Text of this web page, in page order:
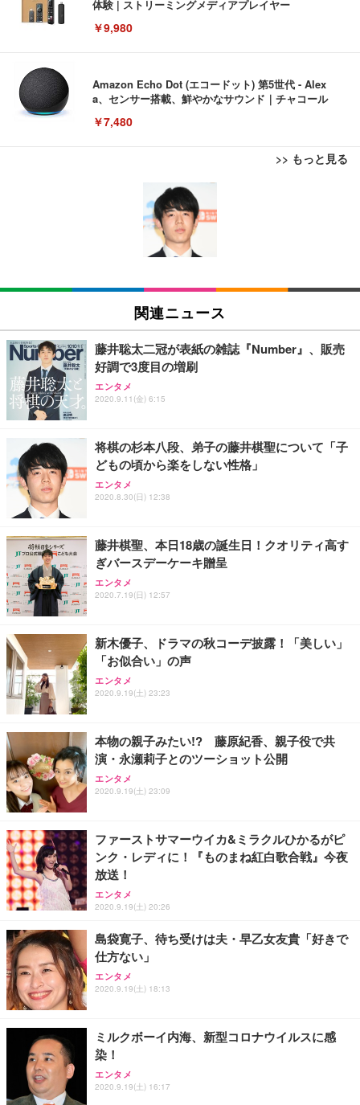
体験 | ストリーミングメディアプレイヤー
￥9,980
Amazon Echo Dot (エコードット) 第5世代 - Alex
a、センサー搭載、鮮やかなサウンド｜チャコール
￥7,480
>> もっと見る
[EdoErgo] オフィスチェア 椅子 テレワーク 疲れな
い 跳ね上げ式アームレスト コンパクト 約105度ロッ
キング pc 事務椅子 360度回転 座面昇降 強化ナイロ
ン樹脂ベース 通気性メッシュ 在宅ワーク H-WY01
(黒網+黒枠+黒足)
SIHOO B100 オフィスチェア／デスクチェア メッシ
ュチェア 人間工学 疲れない ブラック
￥27,999
Sezlife オフィスチェア デスクチェア 疲れない テレ
ワーク チェア 強化バックレスト 30度ロッキング機
能 人間工学 椅子 腰サポート 90度跳ね上げ式アーム
務用 おしゃれ パソコンチェア (ブラック)
Sezlife オフィスチェア デスクチェア 疲れない テレ
ワーク チェア 強化バックレスト 30度ロッキング機
能 人間工学 椅子 腰サポート 90度跳ね上げ式アーム
務用 おしゃれ パソコンチェア (ホワイト)
ANDWINT オフィスチェア デスクチェア 肘なし メ
ッシュ 通気性 ランバーサポート付き 腰サポート ガ
ス圧無段階昇降 360度回転 キャスター付き コンパク
EIZO ビジネス向けプレミアムモニター | FlexScan
EV3240X-WT | 31.5型4K UHD・USB Type-C・ホワ
EIZO ビジネス向けプレミアムモニター | FlexScan
￥109,572
【純正品】27"ゲーミングモニター DualSense 充電
フック付き（CFI-ZDM1J）
【整備済み品】Dell E2724HS 27インチ 液晶モニタ
ー フルHD（1920×1080）VA 非光沢 HDMI/DisplayP
ort/VGA スピーカー内蔵 高さ調整 スイベル VESA対
【MiniLED/24.5inch/280Hz/FHD】GRAPHT THE S
HOOTER Gaming Monitor 24” Essential ゲーミン
グモニター QD 24.5インチ 1ms FHD 量子ドット 残
Amazonベーシック ペットシーツ 薄型 レギュラー 1
回使い捨て 無香料 ホワイト 300枚
Amazonベーシック ペットシーツ 厚型 ワイド 42枚
x2袋(84枚) ホワイト(吸収面:ライトブルー)
￥3,234
ネオ・ルーライフ ネオ・オムツ L 中型犬用 26枚入
り 単品
Smart Basic(スマートベーシック) 【Amazon.co.jp
限定】 Smart Basic アイリスオーヤマ ペットシーツ
超厚型 お徳用 ワイド 100枚入 (x 1) (ケース販売)
アイリスオーヤマ ペットシーツ 超厚型 お徳用 レギ
ュラー 200枚入【Amazon.co.jp限定】
関連ニュース
藤井聡太二冠が表紙の雑誌『Number』、販売
好調で3度目の増刷
エンタメ
2020.9.11(金) 6:15
将棋の杉本八段、弟子の藤井棋聖について「子
どもの頃から楽をしない性格」
エンタメ
2020.8.30(日) 12:38
藤井棋聖、本日18歳の誕生日！クオリティ高す
ぎバースデーケーキ贈呈
エンタメ
2020.7.19(日) 12:57
新木優子、ドラマの秋コーデ披露！「美しい」
「お似合い」の声
エンタメ
2020.9.19(土) 23:23
本物の親子みたい!? 藤原紀香、親子役で共
演・永瀬莉子とのツーショット公開
エンタメ
2020.9.19(土) 23:09
ファーストサマーウイカ&ミラクルひかるがピ
ンク・レディに！『ものまね紅白歌合戦』今夜
放送！
エンタメ
2020.9.19(土) 20:26
島袋寛子、待ち受けは夫・早乙女友貴「好きで
仕方ない」
エンタメ
2020.9.19(土) 18:13
ミルクボーイ内海、新型コロナウイルスに感
染！
エンタメ
2020.9.19(土) 16:17